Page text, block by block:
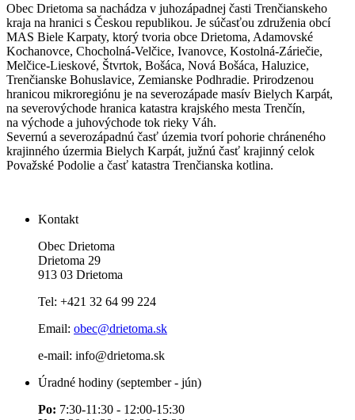
Obec Drietoma sa nachádza v juhozápadnej časti Trenčianskeho
kraja na hranici s Českou republikou. Je súčasťou združenia obcí
MAS Biele Karpaty, ktorý tvoria obce Drietoma, Adamovské
Kochanovce, Chocholná-Velčice, Ivanovce, Kostolná-Záriečie,
Melčice-Lieskové, Štvrtok, Bošáca, Nová Bošáca, Haluzice,
Trenčianske Bohuslavice, Zemianske Podhradie. Prirodzenou
hranicou mikroregiónu je na severozápade masív Bielych Karpát,
na severovýchode hranica katastra krajského mesta Trenčín,
na východe a juhovýchode tok rieky Váh.
Severnú a severozápadnú časť územia tvorí pohorie chráneného
krajinného úzermia Bielych Karpát, južnú časť krajinný celok
Považské Podolie a časť katastra Trenčianska kotlina.
Kontakt
Obec Drietoma
Drietoma 29
913 03 Drietoma
Tel: +421 32 64 99 224
Email: obec@drietoma.sk
e-mail: info@drietoma.sk
Úradné hodiny (september - jún)
Po: 7:30-11:30 - 12:00-15:30